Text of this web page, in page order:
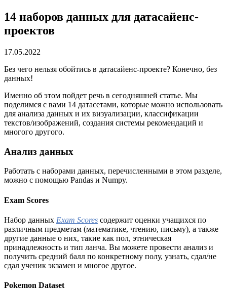
14 наборов данных для датасайенс-
проектов
17.05.2022
Без чего нельзя обойтись в датасайенс-проекте? Конечно, без
данных!
Именно об этом пойдет речь в сегодняшней статье. Мы
поделимся с вами 14 датасетами, которые можно использовать
для анализа данных и их визуализации, классификации
текстов/изображений, создания системы рекомендаций и
многого другого.
Анализ данных
Работать с наборами данных, перечисленными в этом разделе,
можно с помощью Pandas и Numpy.
Exam Scores
Набор данных Exam Scores содержит оценки учащихся по
различным предметам (математике, чтению, письму), а также
другие данные о них, такие как пол, этническая
принадлежность и тип ланча. Вы можете провести анализ и
получить средний балл по конкретному полу, узнать, сдал/не
сдал ученик экзамен и многое другое.
Pokemon Dataset